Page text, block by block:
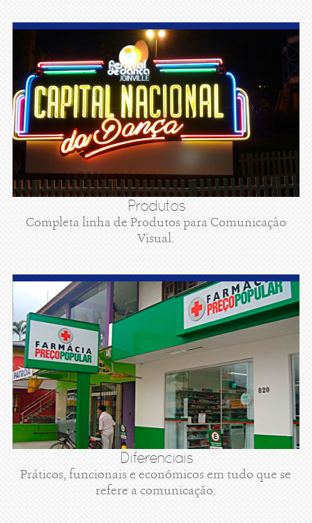
Produtos
Completa linha de Produtos para Comunicaçào
Visual.
Diferenciais
Práticos, funcionais e econômicos em tudo que se
refere a comunicação.